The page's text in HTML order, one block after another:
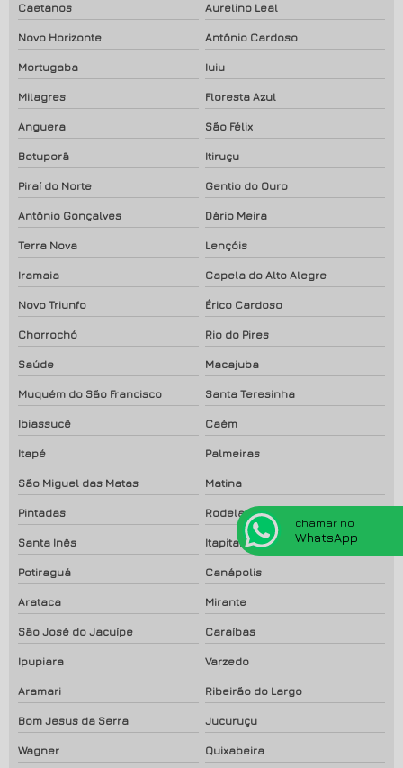
Caetanos Aurelino Leal
Novo Horizonte Antônio Cardoso
Mortugaba Iuiu
Milagres Floresta Azul
Anguera São Félix
Botuporã Itiruçu
Piraí do Norte Gentio do Ouro
Antônio Gonçalves Dário Meira
Terra Nova Lençóis
Iramaia Capela do Alto Alegre
Novo Triunfo Érico Cardoso
Chorrochó Rio do Pires
Saúde Macajuba
Muquém do São Francisco Santa Teresinha
Ibiassucê Caém
Itapé Palmeiras
São Miguel das Matas Matina
Pintadas Rodelas
Santa Inês Itapitanga
Potiraguá Canápolis
Arataca Mirante
São José do Jacuípe Caraíbas
Ipupiara Varzedo
Aramari Ribeirão do Largo
Bom Jesus da Serra Jucuruçu
Wagner Quixabeira
chamar no
WhatsApp